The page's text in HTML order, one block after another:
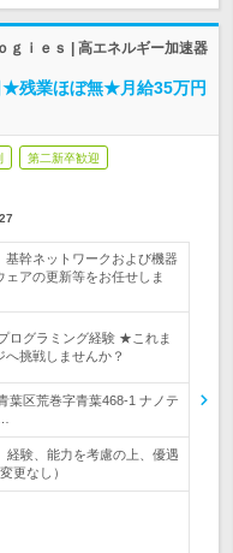
ｇｉｅｓ | 高エネルギー加速器
★残業ほぼ無★月給35万円
第二新卒歓迎
基幹ネットワークおよび機器
アの更新等をお任せしま
ログラミング経験 ★これま
挑戦しませんか？
葉区荒巻字青葉468-1 ナノテ
験、能力を考慮の上、優遇
更なし）